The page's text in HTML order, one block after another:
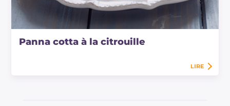
Panna cotta à la citrouille
LIRE